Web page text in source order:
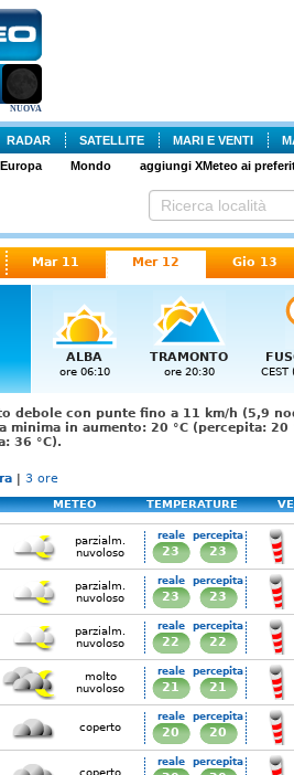
NUOVA
RADAR SATELLITE MARI E VENTI
Europa Mondo aggiungi XMeteo ai
Mar 11 Mer 12 Gio 13
ALBA
ore 06:10
TRAMONTO
ore 20:30 CEST
debole con punte fino a 11 km/h (5,9
minima in aumento: 20 °C (percepita: 20
36 °C).
| 3 ore
METEO TEMPERATURE
parzialm.
nuvoloso
reale
23
percepita
23
parzialm.
nuvoloso
reale
23
percepita
23
parzialm.
nuvoloso
reale
22
percepita
22
molto
nuvoloso
reale
21
percepita
21
coperto
reale
20
percepita
20
coperto
reale percepita